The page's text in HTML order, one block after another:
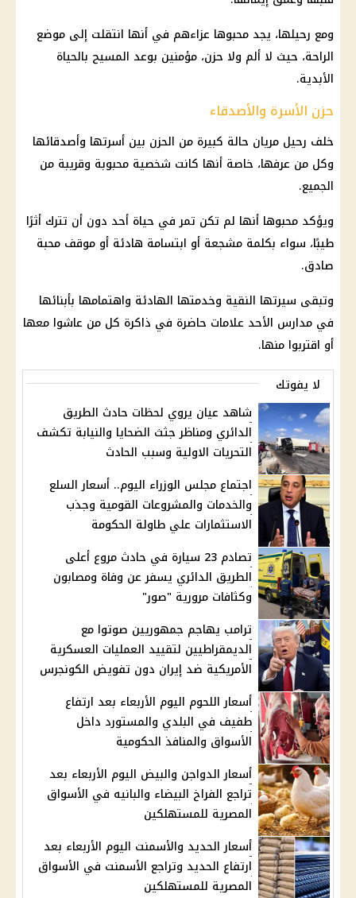
ومع رحيلها، يجد محبوها عزاءهم في أنها انتقلت إلى موضع
الراحة، حيث لا ألم ولا حزن، مؤمنين بوعد المسيح بالحياة
الأبدية.
حزن الأسرة والأصدقاء
خلف رحيل مريان حالة كبيرة من الحزن بين أسرتها وأصدقائها
وكل من عرفها، خاصة أنها كانت شخصية محبوبة وقريبة من
الجميع.
ويؤكد محبوها أنها لم تكن تمر في حياة أحد دون أن تترك أثرًا
طيبًا، سواء بكلمة مشجعة أو ابتسامة هادئة أو موقف محبة
صادق.
وتبقى سيرتها النقية وخدمتها الهادئة واهتمامها بأبنائها
في مدارس الأحد علامات حاضرة في ذاكرة كل من عاشوا معها
أو اقتربوا منها.
لا يفوتك
شاهد عيان يروي لحظات حادث الطريق
الدائري ومناظر جثث الضحايا والنيابة تكشف
التحريات الاولية وسبب الحادث
اجتماع مجلس الوزراء اليوم.. أسعار السلع
والخدمات والمشروعات القومية وجذب
الاستثمارات علي طاولة الحكومة
تصادم 23 سيارة في حادث مروع أعلى
الطريق الدائري يسفر عن وفاة ومصابون
وكثافات مرورية "صور"
ترامب يهاجم جمهوريين صوتوا مع
الديمقراطيين لتقييد العمليات العسكرية
الأمريكية ضد إيران دون تفويض الكونجرس
أسعار اللحوم اليوم الأربعاء بعد ارتفاع
طفيف في البلدي والمستورد داخل
الأسواق والمنافذ الحكومية
أسعار الدواجن والبيض اليوم الأربعاء بعد
تراجع الفراخ البيضاء والبانيه في الأسواق
المصرية للمستهلكين
أسعار الحديد والأسمنت اليوم الأربعاء بعد
ارتفاع الحديد وتراجع الأسمنت في الأسواق
المصرية للمستهلكين